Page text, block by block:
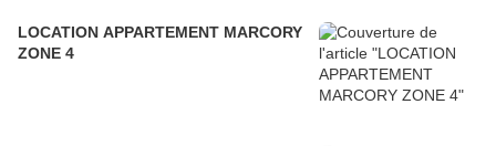
LOCATION APPARTEMENT MARCORY
ZONE 4